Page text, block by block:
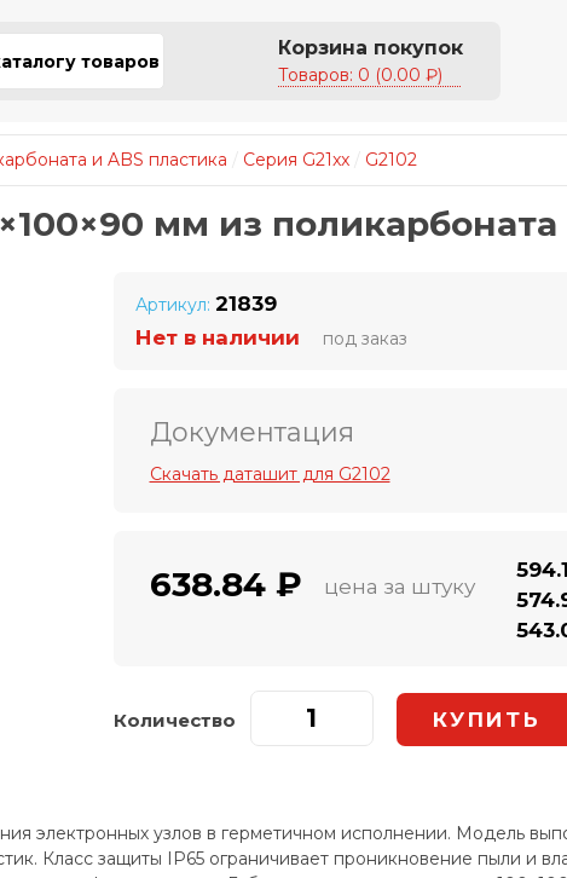
Корзина покупок
Товаров: 0 (0.00 ₽)
и ABS пластика Серия G21xx/ G2102
мм из поликарбоната
Артикул: 21839
Нет в наличии
под заказ
Документация
Скачать даташит для G2102
638.84 ₽ цена за штуку
Количество
электронных узлов в герметичном исполнении. Модель
Класс защиты IP65 ограничивает проникновение пыли и